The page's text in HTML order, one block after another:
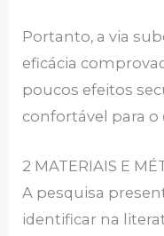
Portanto, a via
eficácia
poucos efeitos
confortável para o
2 MATERIAIS E
A pesquisa
identificar na